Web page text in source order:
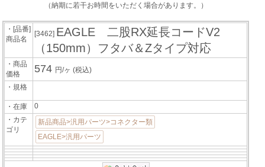
（納期に若干お時間をいただく場合があります。）
・[品番]
商品名
[3462] EAGLE 二股RX延長コードV2
（150mm）フタバ＆Zタイプ対応
・商品
価格
574 円/ヶ(税込)
・規格
・在庫
0
・カテ
ゴリ
新品商品>汎用パーツ>コネクター類
EAGLE>汎用パーツ